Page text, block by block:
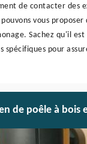
de contacter des
vous
Sachez qu'il
spécifiques pour
de poêle à bois